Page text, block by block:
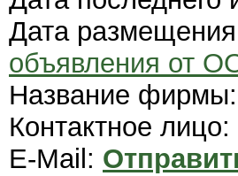
Дата
объявления от
Название фирмы:
Контактное лицо:
E-Mail: